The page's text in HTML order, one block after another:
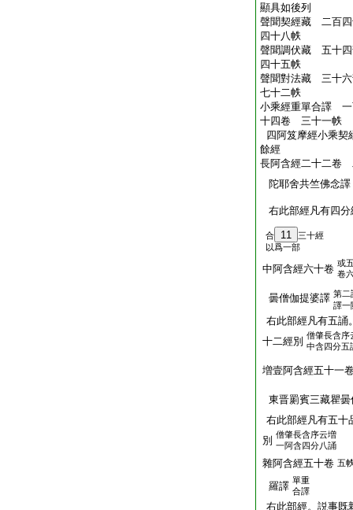
顯具如後列
聲聞契經藏 二百
四十八帙
聲聞調伏藏 五十
四十五帙
聲聞對法藏 三十
七十二帙
小乘經重單合譯
十四卷 三十一帙
四阿笈摩經小乘契
餘經
長阿含經二十二卷
陀耶舍共竺佛念譯
右此部經凡有四
合 11
三十經
以爲一部
中阿含經六十卷 或
卷
曇僧伽提婆譯 第二
譯一
右此部經凡有五誦
十二經別 僧肇長含序
中含四分五
増壹阿含經五十一
東晋罽賓三藏瞿
右此部經凡有五十
別 僧肇長含序云増
一阿含四分八誦
雜阿含經五十卷 五
羅譯 單重
合譯
右此部經。説事既